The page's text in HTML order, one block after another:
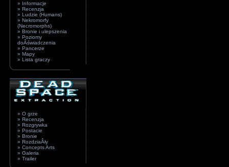
» Informacje
» Recenzja
» Ludzie (Humans)
» Nekromorfy
(Necromorphs)
» Bronie i ulepszenia
» Poziomy
doÂświadczenia
» Pancerze
» Mapy
» Lista graczy
» O grze
» Recenzja
» Rozgrywka
» Postacie
» Bronie
» RozdziaÂły
» Concepts Arts
» Galeria
» Trailer